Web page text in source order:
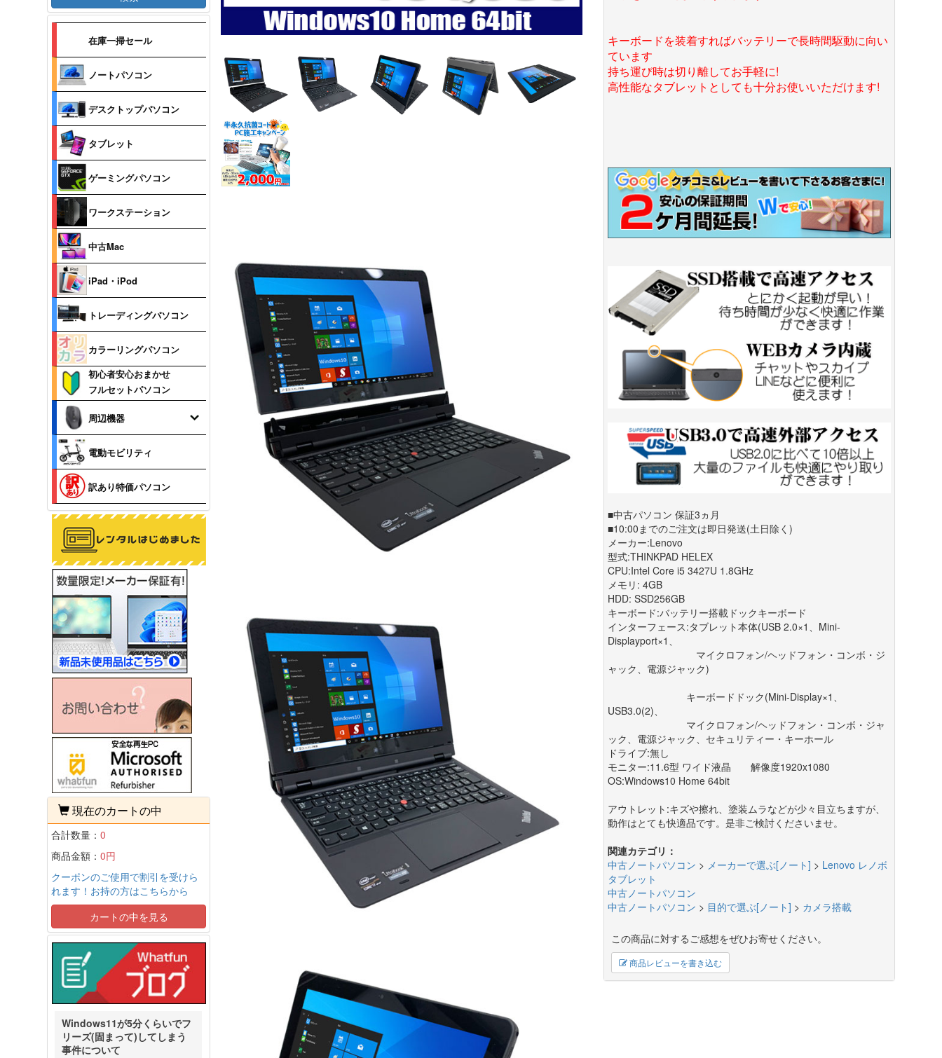
キーボードを装着すればバッテリーで長時間駆動に向い
ています
持ち運び時は切り離してお手軽に!
高性能なタブレットとしても十分お使いいただけます!
■中古パソコン 保証3ヵ月
■10:00までのご注文は即日発送(土日除く)
メーカー:Lenovo
型式:THINKPAD HELEX
CPU:Intel Core i5 3427U 1.8GHz
メモリ: 4GB
HDD: SSD256GB
キーボード:バッテリー搭載ドックキーボード
インターフェース:タブレット本体(USB 2.0×1、Mini-
Displayport×1、
マイクロフォン/ヘッドフォン・コンボ・ジ
ャック、電源ジャック)
キーボードドック(Mini-Display×1、
USB3.0(2)、
マイクロフォン/ヘッドフォン・コンボ・ジャ
ック、電源ジャック、セキュリティー・キーホール
ドライブ:無し
モニター:11.6型 ワイド液晶 解像度1920x1080
OS:Windows10 Home 64bit
アウトレット:キズや擦れ、塗装ムラなどが少々目立ちますが、
動作はとても快適品です。是非ご検討くださいませ。
関連カテゴリ：
中古ノートパソコン > メーカーで選ぶ[ノート] > Lenovo レノボ
タブレット
中古ノートパソコン
中古ノートパソコン > 目的で選ぶ[ノート] > カメラ搭載
この商品に対するご感想をぜひお寄せください。
商品レビューを書き込む
在庫一掃セール
ノートパソコン
デスクトップパソコン
タブレット
ゲーミングパソコン
ワークステーション
中古Mac
iPad・iPod
トレーディングパソコン
カラーリングパソコン
初心者安心おまかせ
フルセットパソコン
周辺機器
電動モビリティ
訳あり特価パソコン
現在のカートの中
合計数量： 0
商品金額： 0円
クーポンのご使用で割引を受けら
れます！お持の方はこちらから
カートの中を見る
Windows11が5分くらいでフ
リーズ(固まって)してしまう
事件について